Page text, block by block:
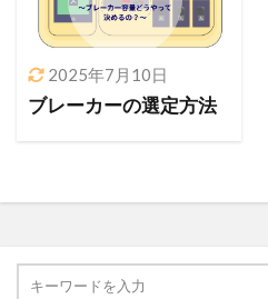
2025年7月10日
ブレーカーの選定方法